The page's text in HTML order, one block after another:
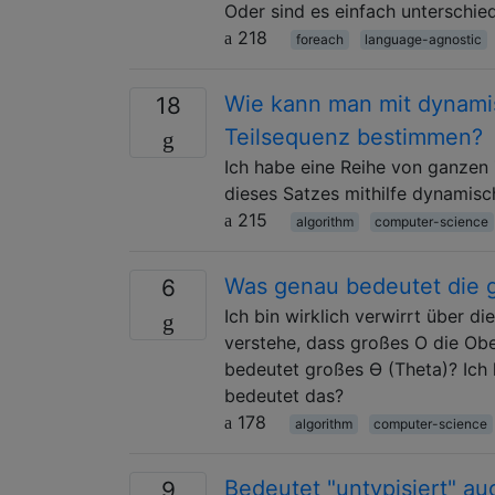
Oder sind es einfach
218
foreach language-agnostic
18
Wie kann man mit
Teilsequenz bestimmen?
Ich habe eine Reihe von
dieses Satzes mithilfe
215
algorithm computer-science
6 Was genau bedeutet die
Ich bin wirklich verwirrt über
verstehe, dass großes O die
bedeutet großes Ө (Theta)? Ich
bedeutet das?
178
algorithm computer-science
Bedeutet "untypisiert"